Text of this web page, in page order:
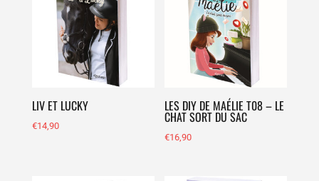
LIV ET LUCKY
€14,90
LES DIY DE MAÉLIE T08 – LE
CHAT SORT DU SAC
€16,90